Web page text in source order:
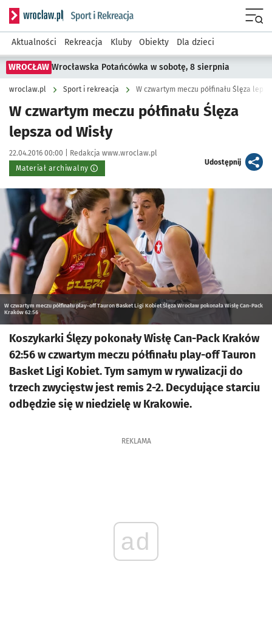
Serwis informacyjny wroclaw.pl podserwis: Sport i rekreacja
Aktualności Rekreacja Kluby Obiekty Dla dzieci
WROCŁAW Wrocławska Potańcówka w sobotę, 8 sierpnia
wroclaw.pl Sport i rekreacja W czwartym meczu półfinału Ślęza
W czwartym meczu półfinału Ślęza
lepsza od Wisły
Data publikacji:
22.04.2016 00:00 | Autor:
Redakcja www.wroclaw.pl
Materiał archiwalny
Udostępnijartykuł
Kliknij, aby powiększyć
W czwartym meczu półfinału play-off Tauron Basket Ligi Kobiet Ślęza Wrocław pokonała Wisłę Can-Pack
Kraków 62:56
Koszykarki Ślęzy pokonały Wisłę Can-Pack Kraków
62:56 w czwartym meczu półfinału play-off Tauron
Basket Ligi Kobiet. Tym samym w rywalizacji do
trzech zwycięstw jest remis 2-2. Decydujące starciu
odbędzie się w niedzielę w Krakowie.
REKLAMA
ad